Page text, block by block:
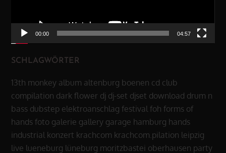
00:00 04:57
SCHLAGWÖRTER
13th monkey album altenburg boenen cd club
compilation dark flower dj dj-set djset download drum n
bass dubstep elektroanschlag festival foh forms of
hands foto galerie gallery garage hamburg hands
industrial konzert krachcom krachcom.pilation leipzig
live lueneburg lüneburg moritzbastei oberhausen party